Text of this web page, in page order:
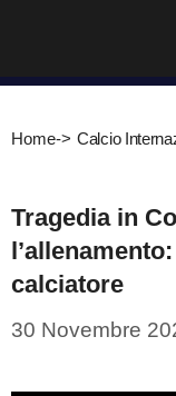
contenuto
Home-> Calcio
Tragedia in
calciatore
30 Novembre